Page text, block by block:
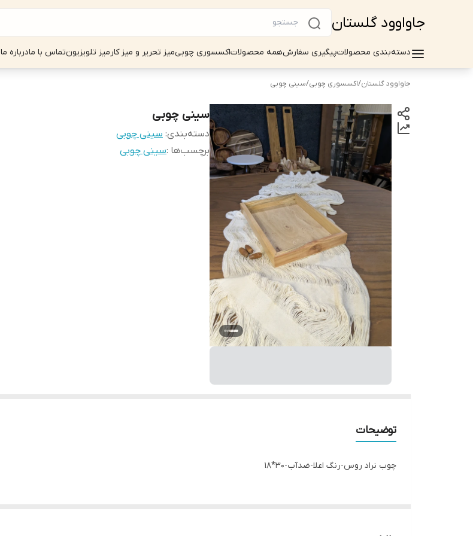
جاواوود گلستان
دسته‌بندی محصولاتپیگیری سفارشهمه محصولاتاکسسوری چوبیمیز تحریر و میز کارمیز تلویزیونتماس با مادرباره ما
جاواوود گلستان/اکسسوری چوبی/سینی چوبی
سینی چوبی
دسته‌بندی: سینی چوبی
برچسب‌ها :سینی چوبی
توضیحات
چوب نراد روس-رنگ اعلا-ضدآب-30*18